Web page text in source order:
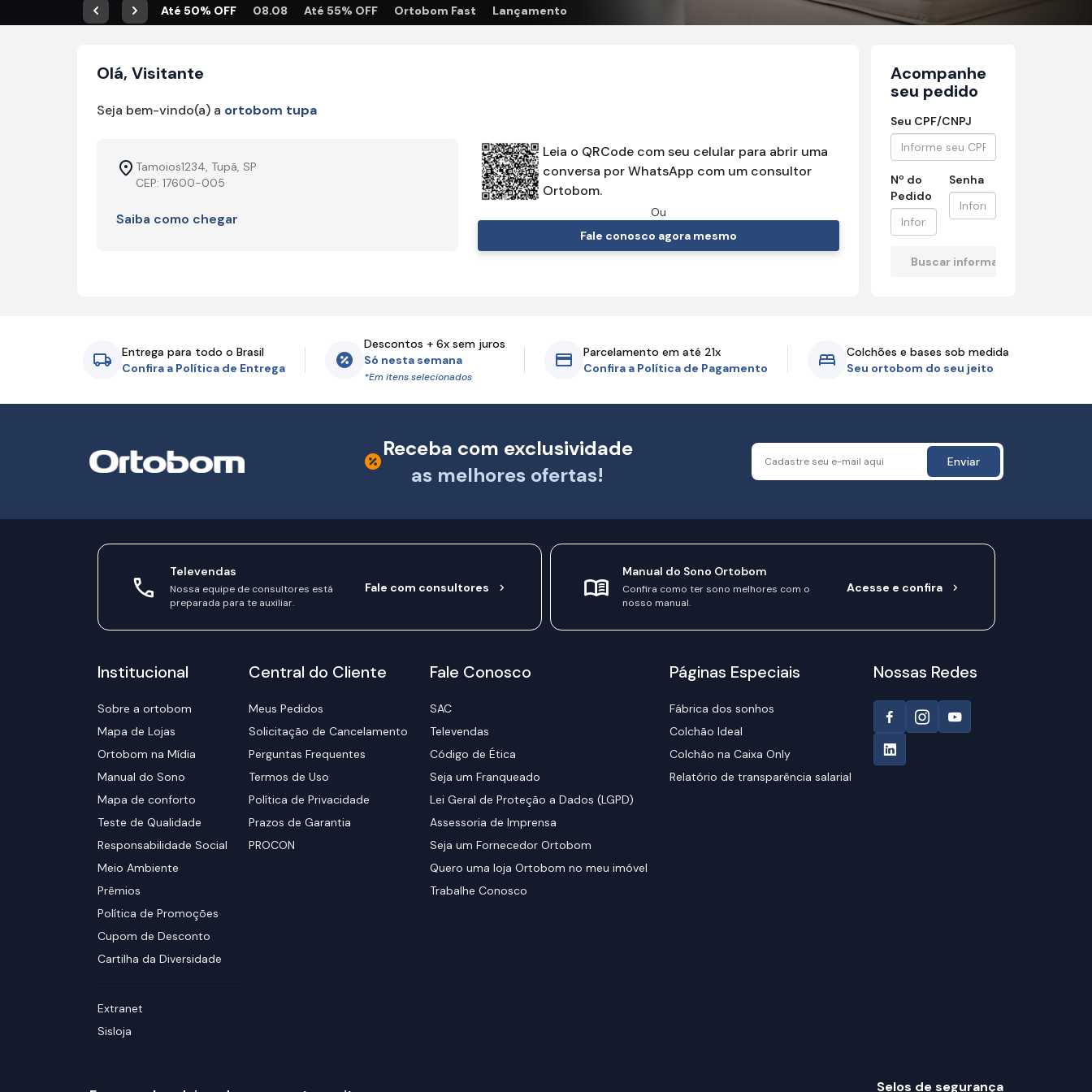
AnteriorPróximoAté 50% OFF 08.08 Até 55% OFF Ortobom Fast Lançamento
Olá, Visitante
Seja bem-vindo(a) a ortobom tupa
Tamoios1234, Tupã, SP
CEP: 17600-005
Saiba como chegar
Leia o QRCode com seu celular para abrir uma
conversa por WhatsApp com um consultor
Ortobom.
Ou
Fale conosco agora mesmo
Acompanhe
seu pedido
Seu CPF/CNPJ
Nº do
Pedido
Senha
Entrega para todo o Brasil
Confira a Política de Entrega
Descontos + 6x sem juros
Só nesta semana
*Em itens selecionados
Parcelamento em até 21x
Confira a Política de Pagamento
Colchões e bases sob medida
Seu ortobom do seu jeito
Receba com exclusividade
as melhores ofertas!
Enviar
Televendas
Nossa equipe de consultores está
preparada para te auxiliar.
Fale com consultores
Manual do Sono Ortobom
Confira como ter sono melhores com o
nosso manual.
Acesse e confira
Institucional
Sobre a ortobom
Mapa de Lojas
Ortobom na Mídia
Manual do Sono
Mapa de conforto
Teste de Qualidade
Responsabilidade Social
Meio Ambiente
Prêmios
Política de Promoções
Cupom de Desconto
Cartilha da Diversidade
Extranet
Sisloja
Central do Cliente
Meus Pedidos
Solicitação de Cancelamento
Perguntas Frequentes
Termos de Uso
Política de Privacidade
Prazos de Garantia
PROCON
Fale Conosco
SAC
Televendas
Código de Ética
Seja um Franqueado
Lei Geral de Proteção a Dados (LGPD)
Assessoria de Imprensa
Seja um Fornecedor Ortobom
Quero uma loja Ortobom no meu imóvel
Trabalhe Conosco
Páginas Especiais
Fábrica dos sonhos
Colchão Ideal
Colchão na Caixa Only
Relatório de transparência salarial
Nossas Redes
Selos de segurança